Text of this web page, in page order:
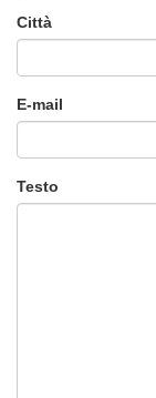
Città
E-mail
Testo